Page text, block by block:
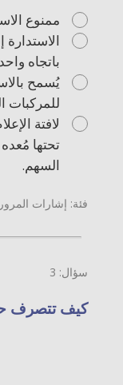
ممنوع
باتجاه
يُسمح
للمركبات
لافتة
تحتها
السهم.
فئة: إشارات المرور
سؤال: 3
كيف تتصرف